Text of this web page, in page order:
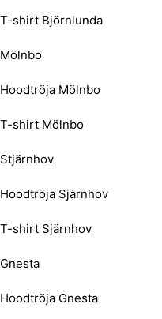
T-shirt Björnlunda
Mölnbo
Hoodtröja Mölnbo
T-shirt Mölnbo
Stjärnhov
Hoodtröja Sjärnhov
T-shirt Sjärnhov
Gnesta
Hoodtröja Gnesta